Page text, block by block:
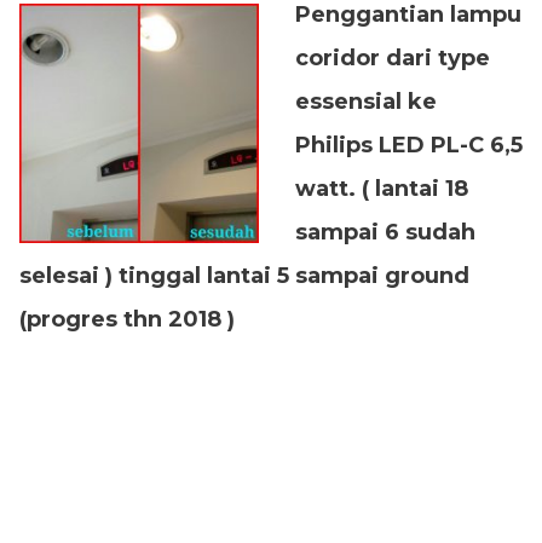
Penggantian lampu
coridor dari type
essensial ke
Philips LED PL-C 6,5
watt. ( lantai 18
sampai 6 sudah
selesai ) tinggal lantai 5 sampai ground
(progres thn 2018 )